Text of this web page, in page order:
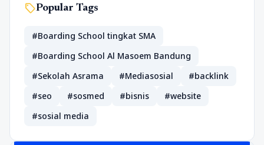
sellPopular Tags
#Boarding School tingkat SMA
#Boarding School Al Masoem Bandung
#Sekolah Asrama
#Mediasosial
#backlink
#seo
#sosmed #bisnis
#website
#sosial media